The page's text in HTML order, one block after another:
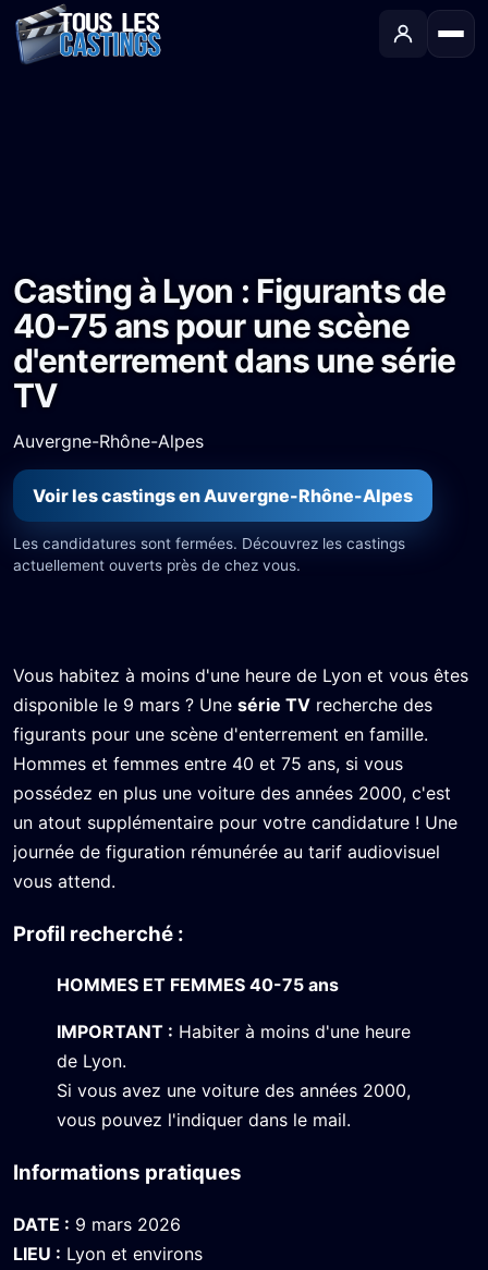
Casting à Lyon : Figurants de
40-75 ans pour une scène
d'enterrement dans une série
TV
Auvergne-Rhône-Alpes
Voir les castings en Auvergne-Rhône-Alpes
Les candidatures sont fermées. Découvrez les castings
actuellement ouverts près de chez vous.
Vous habitez à moins d'une heure de Lyon et vous êtes
disponible le 9 mars ? Une série TV recherche des
figurants pour une scène d'enterrement en famille.
Hommes et femmes entre 40 et 75 ans, si vous
possédez en plus une voiture des années 2000, c'est
un atout supplémentaire pour votre candidature ! Une
journée de figuration rémunérée au tarif audiovisuel
vous attend.
Profil recherché :
HOMMES ET FEMMES 40-75 ans
IMPORTANT : Habiter à moins d'une heure
de Lyon.
Si vous avez une voiture des années 2000,
vous pouvez l'indiquer dans le mail.
Informations pratiques
DATE : 9 mars 2026
LIEU : Lyon et environs